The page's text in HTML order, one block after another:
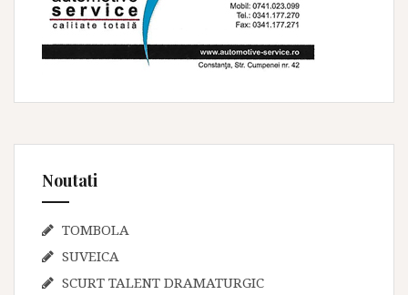
Noutati
TOMBOLA
SUVEICA
SCURT TALENT DRAMATURGIC